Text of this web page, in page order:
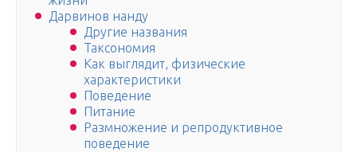
Дарвинов нанду
Другие названия
Таксономия
Как выглядит, физические
характеристики
Поведение
Питание
Размножение и репродуктивное
поведение